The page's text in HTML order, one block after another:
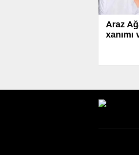
Araz
xanımı